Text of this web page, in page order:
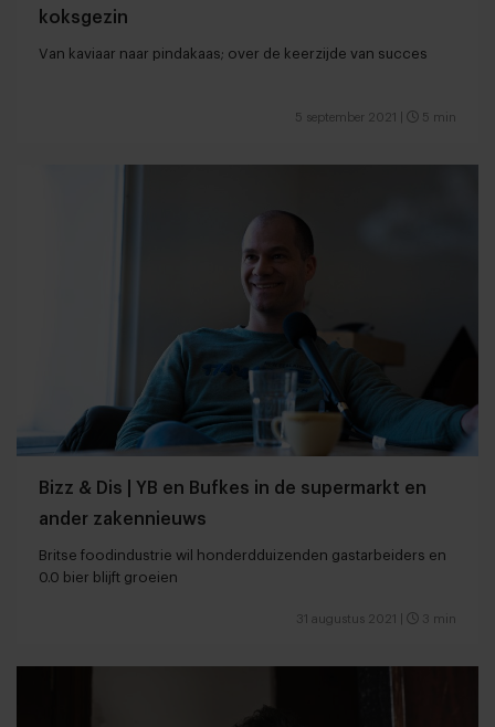
koksgezin
Van kaviaar naar pindakaas; over de keerzijde van succes
5 september 2021 5 min
Bizz & Dis | YB en Bufkes in de supermarkt en
ander zakennieuws
Britse foodindustrie wil honderdduizenden gastarbeiders en
0.0 bier blijft groeien
31 augustus 2021 3 min